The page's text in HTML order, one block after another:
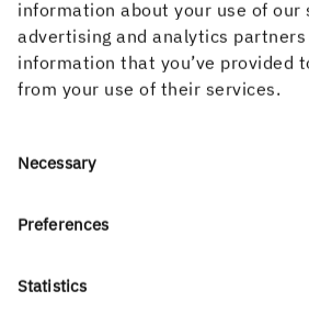
information about your use of
advertising and analytics
information that you’ve provided
from your use of their services.
Consent
Necessary
Preferences
Statistics
beeinflussen, da die
nicht ausreichend haftet.